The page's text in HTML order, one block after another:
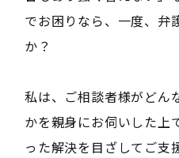
でお困りなら、一度、弁
か？
私は、ご相談者様がどん
かを親身にお伺いした上
った解決を目ざしてご支